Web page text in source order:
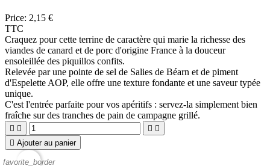
Price: 2,15 €
TTC
Craquez pour cette terrine de caractère qui marie la richesse des
viandes de canard et de porc d'origine France à la douceur
ensoleillée des piquillos confits.
Relevée par une pointe de sel de Salies de Béarn et de piment
d'Espelette AOP, elle offre une texture fondante et une saveur typée
unique.
C'est l'entrée parfaite pour vos apéritifs : servez-la simplement bien
fraîche sur des tranches de pain de campagne grillé.
   
 Ajouter au panier
favorite_border